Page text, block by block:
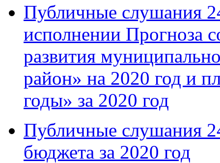
Публичные слушания
исполнении Прогноза
развития
район» на 2020 год и
годы» за 2020 год
Публичные слушания
бюджета за 2020 год